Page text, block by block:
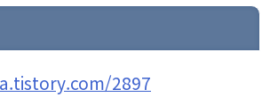
2897